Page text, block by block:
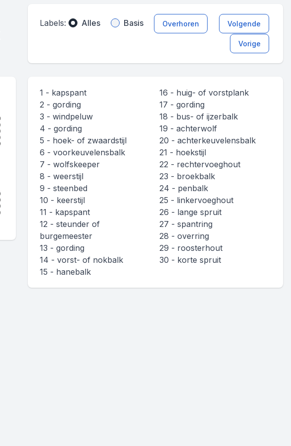
Labels: Alles Basis Overhoren Volgende
Vorige
1 - kapspant
2 - gording
3 - windpeluw
4 - gording
5 - hoek- of zwaardstijl
6 - voorkeuvelensbalk
7 - wolfskeeper
8 - weerstijl
9 - steenbed
10 - keerstijl
11 - kapspant
12 - steunder of
burgemeester
13 - gording
14 - vorst- of nokbalk
15 - hanebalk
16 - huig- of vorstplank
17 - gording
18 - bus- of ijzerbalk
19 - achterwolf
20 - achterkeuvelensbalk
21 - hoekstijl
22 - rechtervoeghout
23 - broekbalk
24 - penbalk
25 - linkervoeghout
26 - lange spruit
27 - spantring
28 - overring
29 - roosterhout
30 - korte spruit